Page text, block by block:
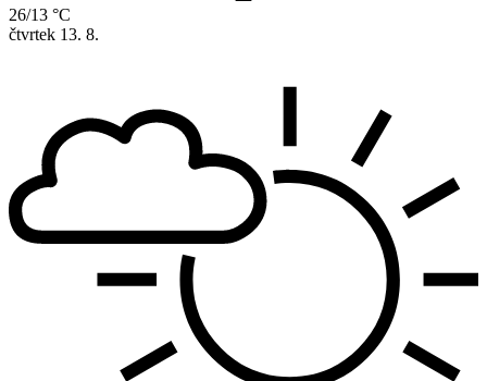
26/13 °C
čtvrtek 13. 8.